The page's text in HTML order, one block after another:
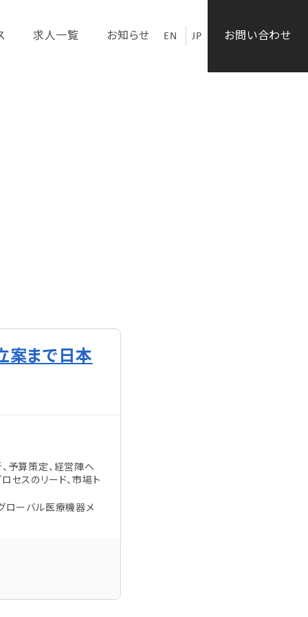
求人一覧 お知らせ EN JP お問い合わせ
案まで日本
予算策定、経営陣へ
セスのリード、市場ト
ローバル医療機器メ